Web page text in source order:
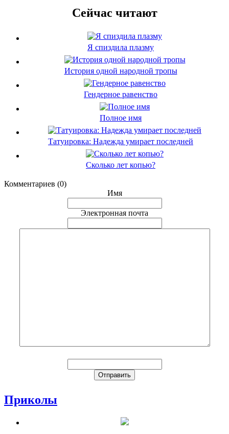
Сейчас читают
Я спиздила плазму
История одной народной тропы
Гендерное равенство
Полное имя
Татуировка: Надежда умирает последней
Сколько лет копью?
Комментариев (0)
Имя
Электронная почта
Приколы